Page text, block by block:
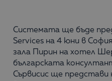
Системата ще бъде
Services на 4 юни в
зала Пирин на хотел
българската
Сървисис ще